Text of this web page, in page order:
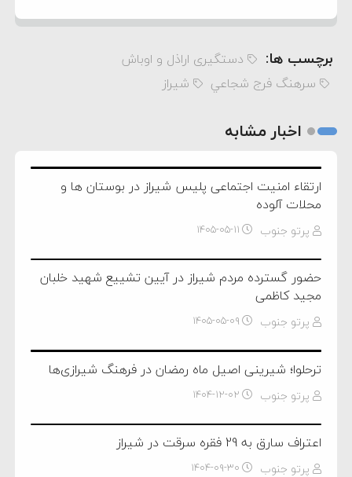
برچسب ها:
دستگیری اراذل و اوباش
سرهنگ فرج شجاعي
شیراز
اخبار مشابه
ارتقاء امنیت اجتماعی پلیس شیراز در بوستان ها و
محلات آلوده
پرتو جنوب ۱۴۰۵-۰۵-۱۱
حضور گسترده مردم شیراز در آیین تشییع شهید خلبان
مجید کاظمی
پرتو جنوب ۱۴۰۵-۰۵-۰۹
ترحلوا؛ شیرینی اصیل ماه رمضان در فرهنگ شیرازی‌ها
پرتو جنوب ۱۴۰۴-۱۲-۰۲
اعتراف سارق به 29 فقره سرقت در شیراز
پرتو جنوب ۱۴۰۴-۰۹-۳۰